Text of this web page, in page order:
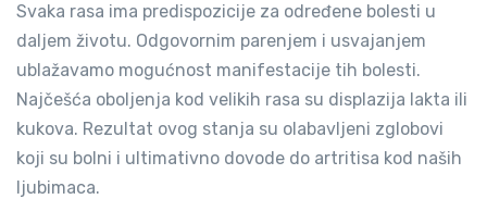
Svaka rasa ima predispozicije za određene bolesti u
daljem životu. Odgovornim parenjem i usvajanjem
ublažavamo mogućnost manifestacije tih bolesti.
Najčešća oboljenja kod velikih rasa su displazija lakta ili
kukova. Rezultat ovog stanja su olabavljeni zglobovi
koji su bolni i ultimativno dovode do artritisa kod naših
ljubimaca.